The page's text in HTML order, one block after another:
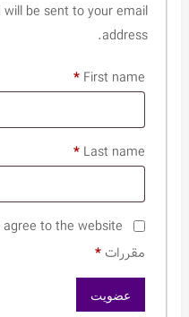
be sent to your email
address.
First name
*
Last name
*
مقررات *
عضویت